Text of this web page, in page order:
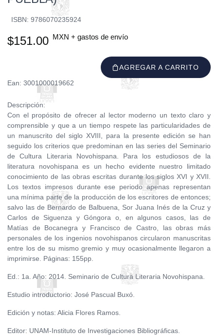
ISBN: 9786070235924
$151.00 MXN + gastos de envío
AGREGAR A CARRITO
Ean: 3001000019662
Descripción:
Con el propósito de ofrecer al lector moderno un texto claro y
comprensible y que a un tiempo respete las particularidades de
un manuscrito del siglo XVIII, para la presente edición se han
seguido los criterios que predominan en las series del Seminario
de Cultura Literaria Novohispana. Para los estudiosos de la
literatura novohispana es un hecho evidente nuestro limitado
conocimiento de las obras escritas durante los siglos XVI y XVII.
Los textos impresos durante ese periodo apenas representan
una mínima parte de la producción de los escritores de entonces;
salvo las de Bernardo de Balbuena, Sor Juana Inés de la Cruz y
Carlos de Siguenza y Góngora o, en algunos casos, las de
Matías de Bocanegra y Francisco de Castro, las obras más
personales de los ingenios novohispanos circularon manuscritas
entre los de su mismo gremio y muy ocasionalmente llegaron a
imprimirse. Páginas: 155pp.
Ed.: 1a. Año: 2014. Seminario de Cultura Literaria Novohispana.
Estudio introductorio: José Pascual Buxó.
Edición y notas: Alicia Flores Ramos.
Editor: UNAM-Instituto de Investigaciones Bibliográficas.